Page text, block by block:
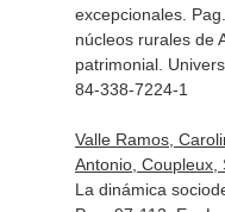
excepcionales.
núcleos rurales de
patrimonial.
84-338-7224-1
Valle Ramos,
Antonio, Coupleux,
La dinámica